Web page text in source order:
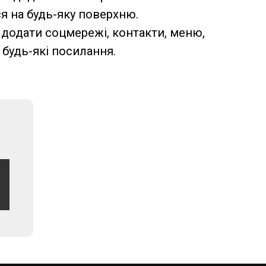
на будь-яку поверхню.
соцмережі, контакти, меню,
які посилання.